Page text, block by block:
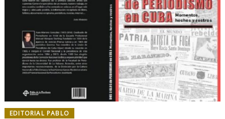
EDITORIAL PABLO